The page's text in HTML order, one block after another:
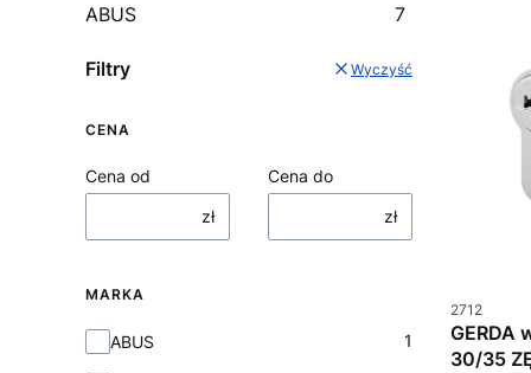
ABUS
7
Filtry Wyczyść
CENA
Cena od
zł
Cena do
zł
MARKA
Marka
ABUS 1
Kod produktu
2712
GERDA
30/35